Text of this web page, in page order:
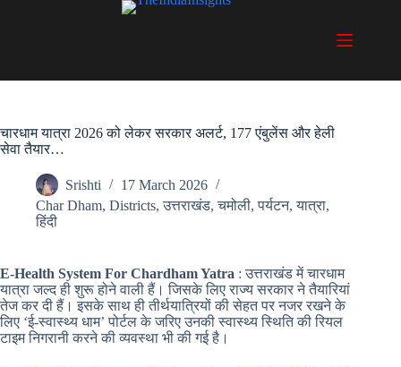
चारधाम यात्रा 2026 को लेकर सरकार अलर्ट, 177 एंबुलेंस और हेली
सेवा तैयार…
Srishti
17 March 2026
Char Dham, Districts,उत्तराखंड,चमोली,पर्यटन,यात्रा,
हिंदी
E-Health System For Chardham Yatra : उत्तराखंड में चारधाम
यात्रा जल्द ही शुरू होने वाली हैं। जिसके लिए राज्य सरकार ने तैयारियां
तेज कर दी हैं। इसके साथ ही तीर्थयात्रियों की सेहत पर नजर रखने के
लिए ‘ई-स्वास्थ्य धाम’ पोर्टल के जरिए उनकी स्वास्थ्य स्थिति की रियल
टाइम निगरानी करने की व्यवस्था भी की गई है।